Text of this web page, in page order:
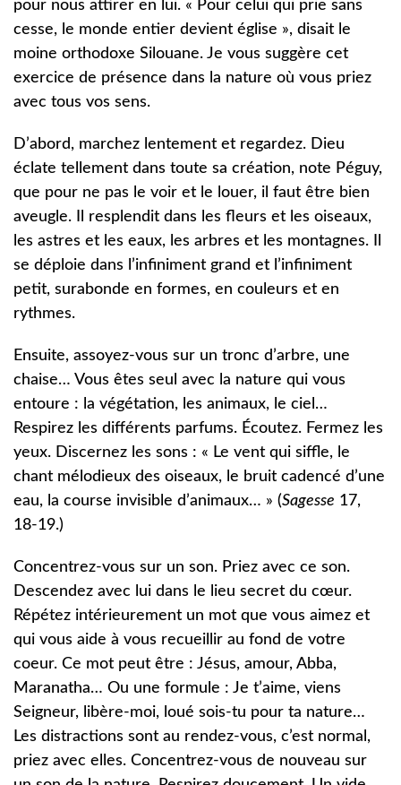
pour nous attirer en lui. « Pour celui qui prie sans
cesse, le monde entier devient église », disait le
moine orthodoxe Silouane. Je vous suggère cet
exercice de présence dans la nature où vous priez
avec tous vos sens.
D’abord, marchez lentement et regardez. Dieu
éclate tellement dans toute sa création, note Péguy,
que pour ne pas le voir et le louer, il faut être bien
aveugle. Il resplendit dans les fleurs et les oiseaux,
les astres et les eaux, les arbres et les montagnes. Il
se déploie dans l’infiniment grand et l’infiniment
petit, surabonde en formes, en couleurs et en
rythmes.
Ensuite, assoyez-vous sur un tronc d’arbre, une
chaise… Vous êtes seul avec la nature qui vous
entoure : la végétation, les animaux, le ciel…
Respirez les différents parfums. Écoutez. Fermez les
yeux. Discernez les sons : « Le vent qui siffle, le
chant mélodieux des oiseaux, le bruit cadencé d’une
eau, la course invisible d’animaux… » (Sagesse 17,
18-19.)
Concentrez-vous sur un son. Priez avec ce son.
Descendez avec lui dans le lieu secret du cœur.
Répétez intérieurement un mot que vous aimez et
qui vous aide à vous recueillir au fond de votre
coeur. Ce mot peut être : Jésus, amour, Abba,
Maranatha… Ou une formule : Je t’aime, viens
Seigneur, libère-moi, loué sois-tu pour ta nature…
Les distractions sont au rendez-vous, c’est normal,
priez avec elles. Concentrez-vous de nouveau sur